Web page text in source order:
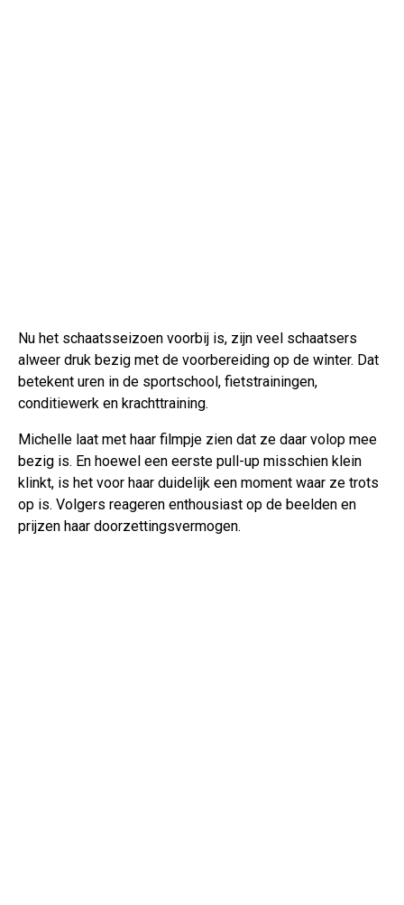
Nu het schaatsseizoen voorbij is, zijn veel schaatsers
alweer druk bezig met de voorbereiding op de winter. Dat
betekent uren in de sportschool, fietstrainingen,
conditiewerk en krachttraining.
Michelle laat met haar filmpje zien dat ze daar volop mee
bezig is. En hoewel een eerste pull-up misschien klein
klinkt, is het voor haar duidelijk een moment waar ze trots
op is. Volgers reageren enthousiast op de beelden en
prijzen haar doorzettingsvermogen.